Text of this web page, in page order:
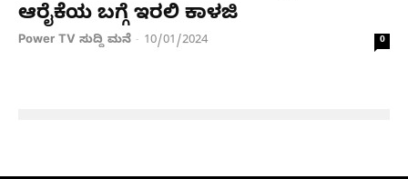
ಆರೈಕೆಯ ಬಗ್ಗೆ ಇರಲಿ ಕಾಳಜಿ
Power TV ಸುದ್ದಿ ಮನೆ - 10/01/2024 0